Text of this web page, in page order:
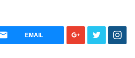
EMAIL